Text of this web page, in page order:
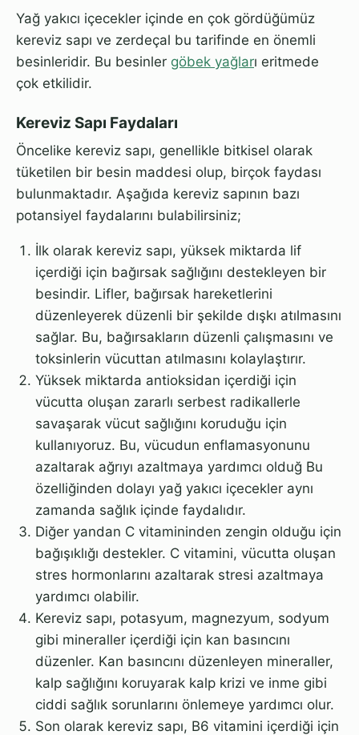
Yağ yakıcı içecekler içinde en çok gördüğümüz
kereviz sapı ve zerdeçal bu tarifinde en önemli
besinleridir. Bu besinler göbek yağları eritmede
çok etkilidir.
Kereviz Sapı Faydaları
Öncelike kereviz sapı, genellikle bitkisel olarak
tüketilen bir besin maddesi olup, birçok faydası
bulunmaktadır. Aşağıda kereviz sapının bazı
potansiyel faydalarını bulabilirsiniz;
İlk olarak kereviz sapı, yüksek miktarda lif
içerdiği için bağırsak sağlığını destekleyen bir
besindir. Lifler, bağırsak hareketlerini
düzenleyerek düzenli bir şekilde dışkı atılmasını
sağlar. Bu, bağırsakların düzenli çalışmasını ve
toksinlerin vücuttan atılmasını kolaylaştırır.
Yüksek miktarda antioksidan içerdiği için
vücutta oluşan zararlı serbest radikallerle
savaşarak vücut sağlığını koruduğu için
kullanıyoruz. Bu, vücudun enflamasyonunu
azaltarak ağrıyı azaltmaya yardımcı olduğ Bu
özelliğinden dolayı yağ yakıcı içecekler aynı
zamanda sağlık içinde faydalıdır.
Diğer yandan C vitamininden zengin olduğu için
bağışıklığı destekler. C vitamini, vücutta oluşan
stres hormonlarını azaltarak stresi azaltmaya
yardımcı olabilir.
Kereviz sapı, potasyum, magnezyum, sodyum
gibi mineraller içerdiği için kan basıncını
düzenler. Kan basıncını düzenleyen mineraller,
kalp sağlığını koruyarak kalp krizi ve inme gibi
ciddi sağlık sorunlarını önlemeye yardımcı olur.
Son olarak kereviz sapı, B6 vitamini içerdiği için